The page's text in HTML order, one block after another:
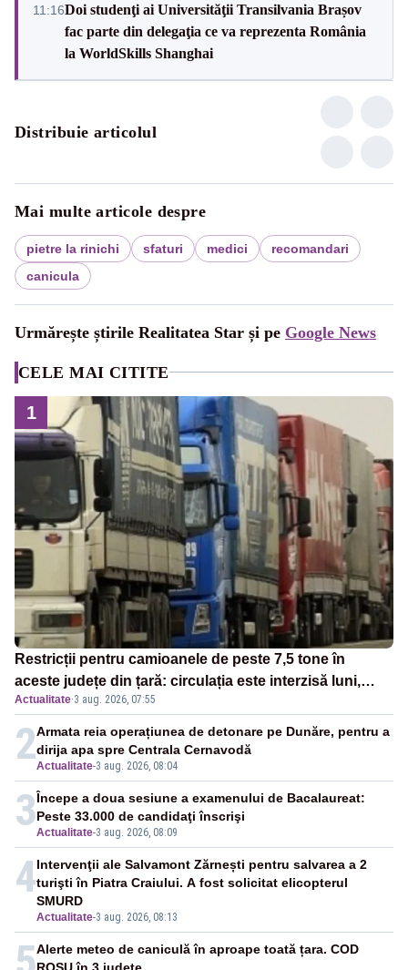
11:16Doi studenţi ai Universităţii Transilvania Brașov
fac parte din delegaţia ce va reprezenta România
la WorldSkills Shanghai
Distribuie articolul
Mai multe articole despre
pietre la rinichi sfaturi medici
recomandari
canicula
Urmărește știrile Realitatea Star și pe Google News
CELE MAI CITITE
1
Restricții pentru camioanele de peste 7,5 tone în
aceste județe din țară: circulația este interzisă luni,
între orele 12:00 și 20:00
Actualitate·3 aug. 2026, 07:55
2Actualitate-3 aug. 2026, 08:04
Armata reia operațiunea de detonare pe Dunăre, pentru a
dirija apa spre Centrala Cernavodă
3Actualitate-3 aug. 2026, 08:09
Începe a doua sesiune a examenului de Bacalaureat:
Peste 33.000 de candidaţi înscrişi
4
Actualitate-3 aug. 2026, 08:13
Intervenţii ale Salvamont Zărnești pentru salvarea a 2
turişti în Piatra Craiului. A fost solicitat elicopterul
SMURD
Alerte meteo de caniculă în aproape toată țara. COD